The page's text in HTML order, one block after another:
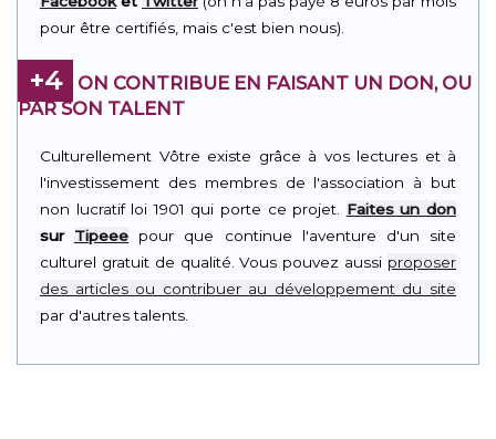
pour être certifiés, mais c'est bien nous).
+4
ON CONTRIBUE EN FAISANT UN DON, OU
PAR SON TALENT
Culturellement Vôtre existe grâce à vos lectures et à
l'investissement des membres de l'association à but
non lucratif loi 1901 qui porte ce projet. Faites un don
sur Tipeee pour que continue l'aventure d'un site
culturel gratuit de qualité. Vous pouvez aussi proposer
des articles ou contribuer au développement du site
par d'autres talents.